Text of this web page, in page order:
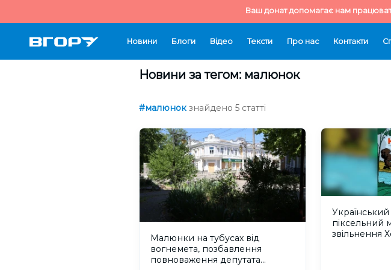
Ваш донат допомагає нам
Новини Блоги Відео Тексти Про нас Контакти
Новини за тегом: малюнок
#малюнок знайдено 5 статті
Малюнки на тубусах від
вогнемета, позбавлення
повноваження депутата
піксельний
звільнення